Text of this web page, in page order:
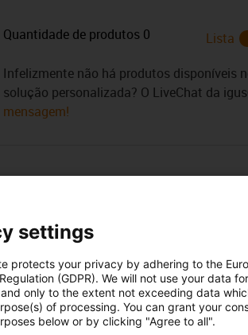
Quantidade de produtos 0 Lista
Infelizmente não há produtos disponíveis
solução personalizada? O LiveChat da
mensagem!
esclarecer as
settings
protects your privacy by adhering to the
(GDPR). We will not use your data
only to the extent not exceeding data
of processing. You can grant your
below or by clicking "Agree to all".